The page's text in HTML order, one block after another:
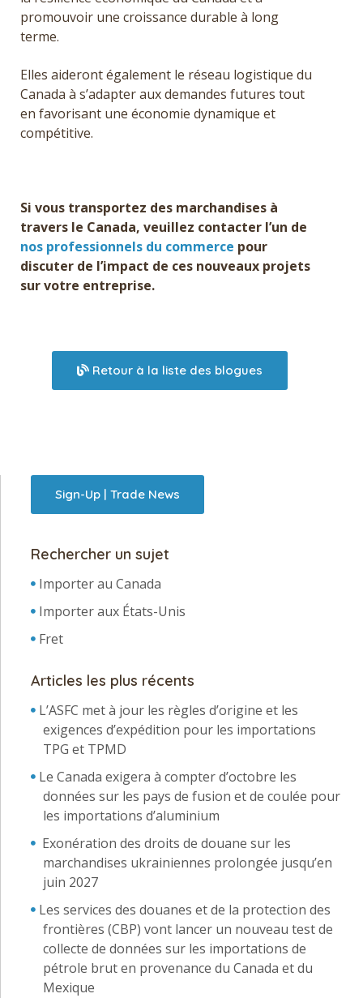
promouvoir une croissance durable à long
terme.
Elles aideront également le réseau logistique du
Canada à s’adapter aux demandes futures tout
en favorisant une économie dynamique et
compétitive.
Si vous transportez des marchandises à
travers le Canada, veuillez contacter l’un de
nos professionnels du commerce pour
discuter de l’impact de ces nouveaux projets
sur votre entreprise.
Retour à la liste des blogues
Sign-Up | Trade News
Rechercher un sujet
Importer au Canada
Importer aux États-Unis
Fret
Articles les plus récents
L’ASFC met à jour les règles d’origine et les
exigences d’expédition pour les importations
TPG et TPMD
Le Canada exigera à compter d’octobre les
données sur les pays de fusion et de coulée pour
les importations d’aluminium
Exonération des droits de douane sur les
marchandises ukrainiennes prolongée jusqu’en
juin 2027
Les services des douanes et de la protection des
frontières (CBP) vont lancer un nouveau test de
collecte de données sur les importations de
pétrole brut en provenance du Canada et du
Mexique